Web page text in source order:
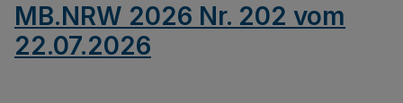
MB.NRW 2026 Nr. 202 vom
22.07.2026